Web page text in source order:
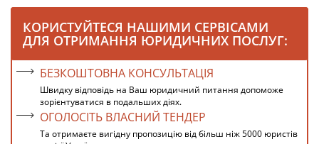
КОРИСТУЙТЕСЯ НАШИМИ СЕРВІСАМИ
ДЛЯ ОТРИМАННЯ ЮРИДИЧНИХ ПОСЛУГ:
БЕЗКОШТОВНА КОНСУЛЬТАЦІЯ
Швидку відповідь на Ваш юридичний питання допоможе
зорієнтуватися в подальших діях.
ОГОЛОСІТЬ ВЛАСНИЙ ТЕНДЕР
Та отримаєте вигідну пропозицію від більш ніж 5000 юристів